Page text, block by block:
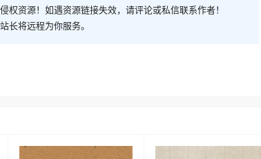
资源！如遇资源链接失效，请评论或私信联系作者！
长将远程为你服务。